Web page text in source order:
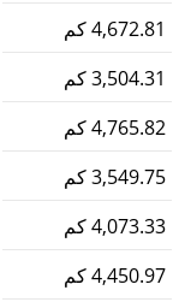
4,672.81 كم
3,504.31 كم
4,765.82 كم
3,549.75 كم
4,073.33 كم
4,450.97 كم